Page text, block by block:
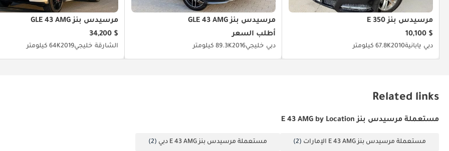
مرسيدس بنز E 350
$ 10,100
دبي يابانية201067.8K كيلومتر
مرسيدس بنز GLE 43 AMG
أطلب السعر
دبي خليجي201689.3K كيلومتر
مرسيدس بنز GLE 43 AMG
$ 34,200
الشارقة خليجي201964K كيلومتر
Related links
مستعملة مرسيدس بنز E 43 AMG by Location
مستعملة مرسيدس بنز E 43 AMG الإمارات (2) مستعملة مرسيدس بنز E 43 AMG دبي (2)